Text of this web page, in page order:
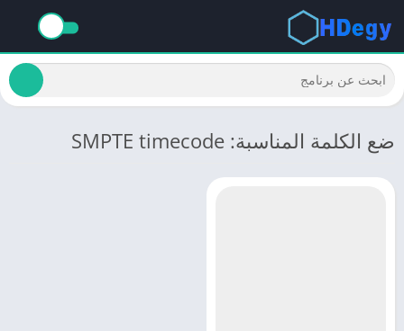
ضع الكلمة المناسبة: SMPTE timecode